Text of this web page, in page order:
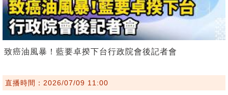
致癌油風暴！藍要卓揆下台行政院會後記者會
直播時間：2026/07/09 11:00